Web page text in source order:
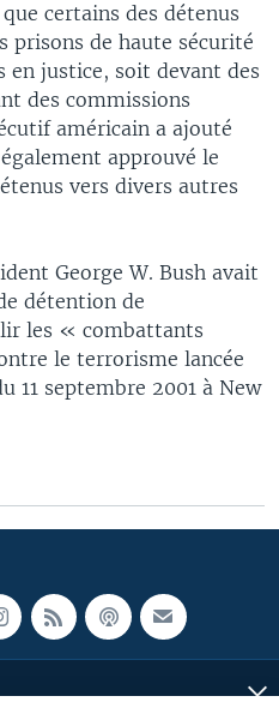
certains des détenus
prisons de haute sécurité
justice, soit devant des
des commissions
américain a ajouté
approuvé le
vers divers autres
George W. Bush avait
détention de
les « combattants
le terrorisme lancée
11 septembre 2001 à New